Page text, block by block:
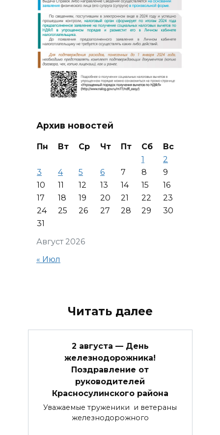
Архив новостей
Август 2026
Пн Вт Ср Чт Пт Сб
Вс
1
2
3
4 5 6 7 8
9
10
11 12 13 14 15
16
17
18 19 20 21 22
23
24
25 26 27 28 29
30
31
« Июл
Читать далее
2 августа — День
железнодорожника!
Поздравление от
руководителей
Красносулинского района
Уважаемые труженики и ветераны
железнодорожного